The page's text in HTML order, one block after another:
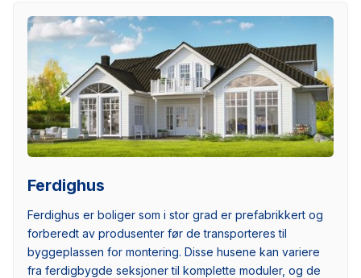
Ferdighus
Ferdighus er boliger som i stor grad er prefabrikkert og
forberedt av produsenter før de transporteres til
byggeplassen for montering. Disse husene kan variere
fra ferdigbygde seksjoner til komplette moduler, og de